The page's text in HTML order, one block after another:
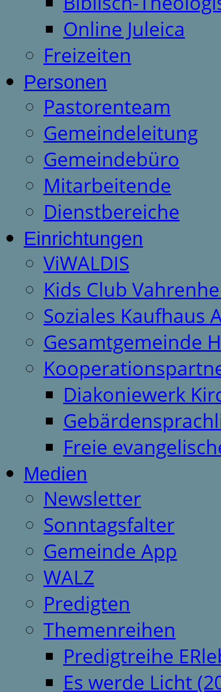
Online Juleica
Freizeiten
Personen
Pastorenteam
Gemeindeleitung
Gemeindebüro
Mitarbeitende
Dienstbereiche
Einrichtungen
ViWALDIS
Kids Club
Soziales Kaufhaus
Gesamtgemeinde
Diakoniewerk
Freie
Medien
Newsletter
Sonntagsfalter
Gemeinde App
WALZ
Predigten
Themenreihen
Predigtreihe
Es werde Licht